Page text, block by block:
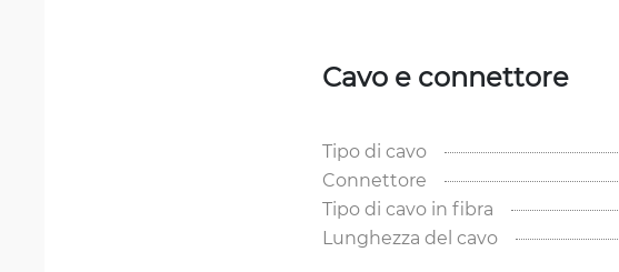
Cavo e connettore
Tipo di cavo
Connettore
Tipo di cavo in fibra
Lunghezza del cavo